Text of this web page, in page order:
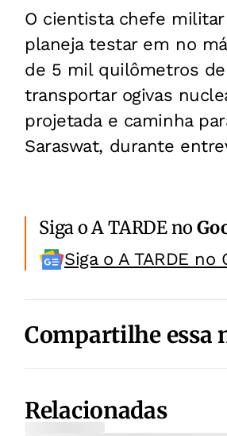
O cientista chefe militar
planeja testar em no
de 5 mil quilômetros
transportar ogivas
projetada e caminha
Saraswat, durante
Siga o A TARDE no
Siga o A TARDE no
Compartilhe essa
Relacionadas